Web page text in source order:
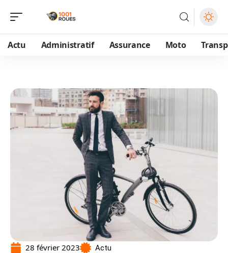
Actu Administratif Assurance Moto
28 février 2023 Actu